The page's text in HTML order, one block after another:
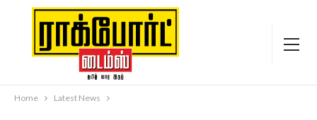
Home Latest News